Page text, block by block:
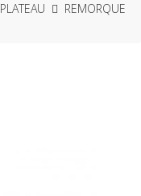
PLATEAU
REMORQUE